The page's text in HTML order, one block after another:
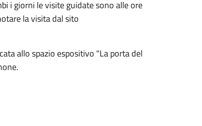
i giorni le visite guidate sono alle ore
la visita dal sito
allo spazio espositivo "La porta del